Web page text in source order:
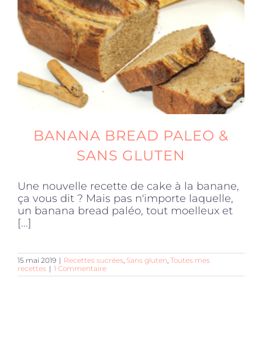
Produits sains
Click and collect
Accessoires
Offres
BANANA BREAD PALEO &
SANS GLUTEN
Une nouvelle recette de cake à la banane,
ça vous dit ? Mais pas n'importe laquelle,
un banana bread paléo, tout moelleux et
[...]
15 mai 2019 | Recettes sucrées Sans gluten Toutes mes
recettes | 1 Commentaire